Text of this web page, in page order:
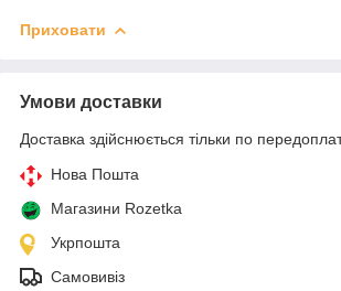
Приховати
Умови доставки
Доставка здійснюється тільки по
Нова Пошта
Магазини Rozetka
Укрпошта
Самовивіз